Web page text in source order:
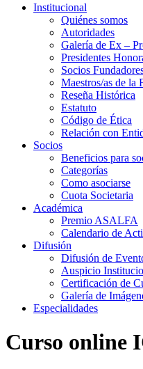
Institucional
Quiénes somos
Autoridades
Galería de Ex –
Presidentes
Socios
Maestros/as de la
Reseña Histórica
Estatuto
Código de Ética
Relación con
Socios
Beneficios para
Categorías
Como asociarse
Cuota Societaria
Académica
Premio ASALFA
Calendario de
Difusión
Difusión de
Auspicio
Certificación de
Galería de
Especialidades
Curso online